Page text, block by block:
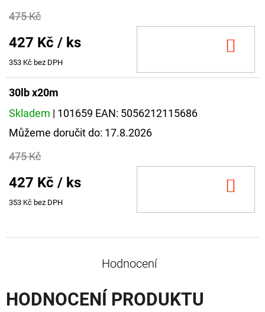
475 Kč
427 Kč / ks
353 Kč bez DPH
30lb x20m
Skladem | 101659 EAN: 5056212115686
Můžeme doručit do: 17.8.2026
475 Kč
427 Kč / ks
353 Kč bez DPH
Hodnocení
HODNOCENÍ PRODUKTU